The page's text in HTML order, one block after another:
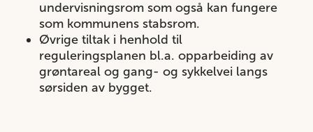
undervisningsrom som også kan fungere
som kommunens stabsrom.
Øvrige tiltak i henhold til
reguleringsplanen bl.a. opparbeiding av
grøntareal og gang- og sykkelvei langs
sørsiden av bygget.